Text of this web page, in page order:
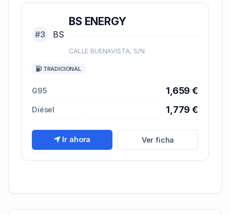
#3 BS
BS ENERGY
CALLE BUENAVISTA, S/N
TRADICIONAL
G95 1,659 €
Diésel 1,779 €
Ir ahora Ver ficha